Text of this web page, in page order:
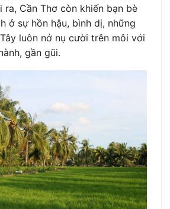
ra, Cần Thơ còn khiến bạn bè
ở sự hồn hậu, bình dị, những
luôn nở nụ cười trên môi với
gần gũi.